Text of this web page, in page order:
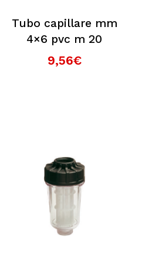
Tubo capillare mm
4×6 pvc m 20
9,56€